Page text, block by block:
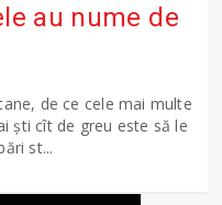
au nume de
de ce cele mai multe
şti cît de greu este să le
st...